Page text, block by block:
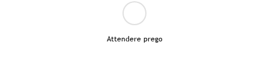
Attendere prego